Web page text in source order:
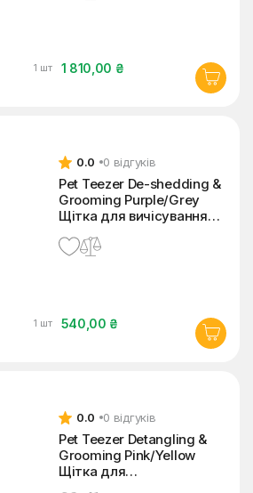
1 810,00 ₴
1 шт
0.0 0 відгуків
Pet Teezer De-shedding &
Grooming Purple/Grey
Щітка для вичісування
540,00 ₴
1 шт
0.0 0 відгуків
Pet Teezer Detangling &
Grooming Pink/Yellow
Щітка для